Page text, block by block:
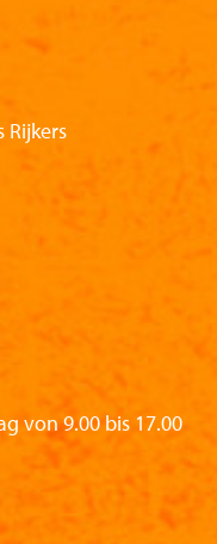
Rijkers
von 9.00 bis 17.00